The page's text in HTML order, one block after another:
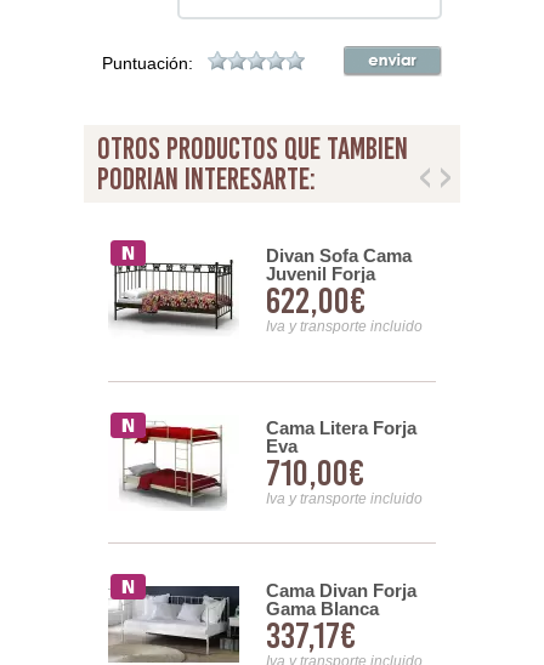
Puntuación:
otros productos que tambien
podrian interesarte:
Divan Sofa Cama
Juvenil Forja
Mariposas Mark
622,00€
Iva y transporte incluido
Cama Litera Forja
Eva
710,00€
Iva y transporte incluido
Cama Divan Forja
Gama Blanca
Barrotes
337,17€
Iva y transporte incluido